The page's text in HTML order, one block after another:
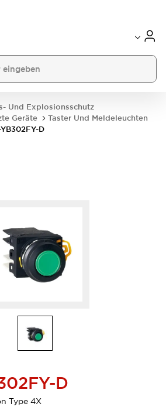
Und Explosionsschutz
Geräte
Taster Und Meldeleuchten
D
D
Type 4X